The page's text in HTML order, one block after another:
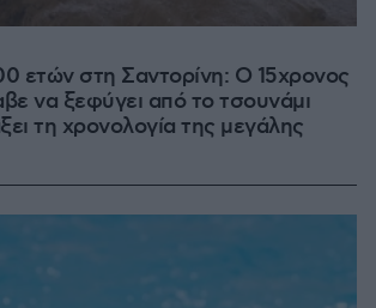
ετών στη Σαντορίνη: Ο 15χρονος
να ξεφύγει από το τσουνάμι
τη χρονολογία της μεγάλης